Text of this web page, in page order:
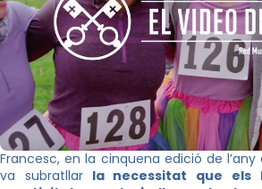
Francesc, en la cinquena edició de l’any
va subratllarla necessitat que els